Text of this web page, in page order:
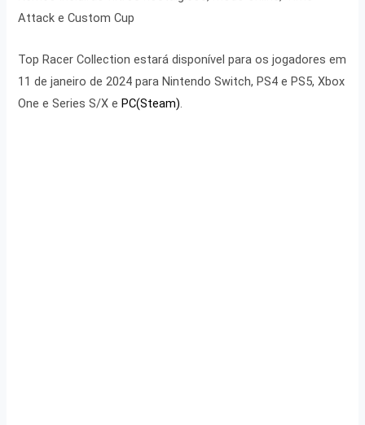
Attack e Custom Cup
Top Racer Collection estará disponível para os jogadores em
11 de janeiro de 2024 para Nintendo Switch, PS4 e PS5, Xbox
One e Series S/X ePC(Steam).